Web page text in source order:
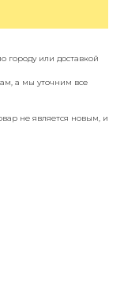
городу или доставкой
а мы уточним все
не является новым, и